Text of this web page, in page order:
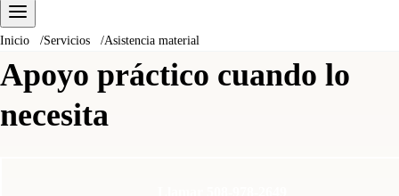
Inicio /Servicios /Asistencia material
Apoyo práctico cuando lo
necesita